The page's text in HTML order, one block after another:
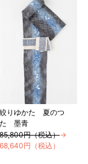
絞りゆかた 夏のつ
た 墨青
85,800円（税込）→
68,640円（税込）